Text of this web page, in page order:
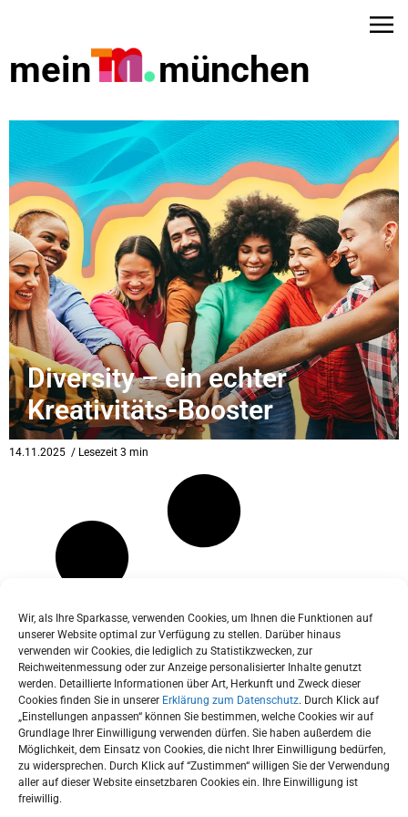
Wir, als Ihre Sparkasse, verwenden Cookies, um Ihnen die Funktionen auf
unserer Website optimal zur Verfügung zu stellen. Darüber hinaus
verwenden wir Cookies, die lediglich zu Statistikzwecken, zur
Reichweitenmessung oder zur Anzeige personalisierter Inhalte genutzt
werden. Detaillierte Informationen über Art, Herkunft und Zweck dieser
Cookies finden Sie in unserer Erklärung zum Datenschutz. Durch Klick auf
„Einstellungen anpassen“ können Sie bestimmen, welche Cookies wir auf
Grundlage Ihrer Einwilligung verwenden dürfen. Sie haben außerdem die
Möglichkeit, dem Einsatz von Cookies, die nicht Ihrer Einwilligung bedürfen,
zu widersprechen. Durch Klick auf “Zustimmen“ willigen Sie der Verwendung
aller auf dieser Website einsetzbaren Cookies ein. Ihre Einwilligung ist
freiwillig.
mein münchen
Diversity – ein echter
Kreativitäts-Booster
14.11.2025 / Lesezeit 3 min